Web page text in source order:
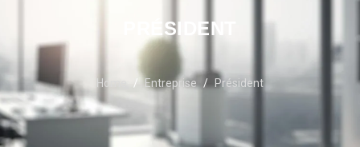
PRÉSIDENT
Home Entreprise Président